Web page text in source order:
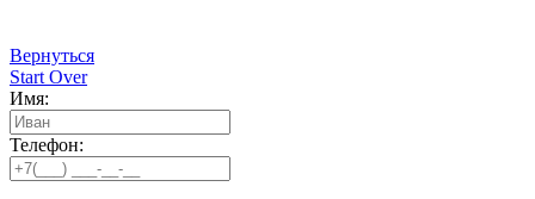
Вернуться
Start Over
Имя:
Телефон: